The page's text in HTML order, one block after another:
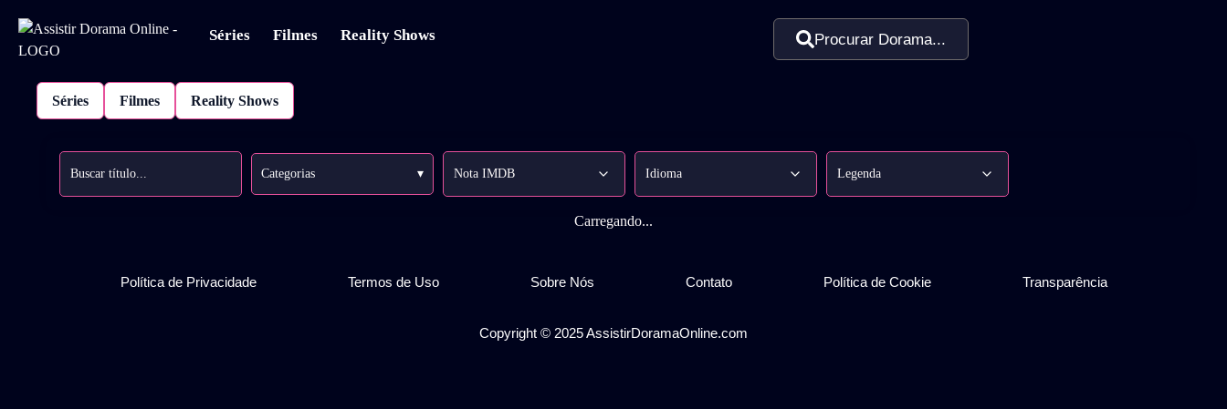
Séries Filmes Reality Shows Procurar Dorama...
Séries Filmes Reality Shows
Categorias ▾
Carregando...
Política de Privacidade Termos de Uso Sobre Nós Contato Política de Cookie Transparência
Copyright © 2025 AssistirDoramaOnline.com